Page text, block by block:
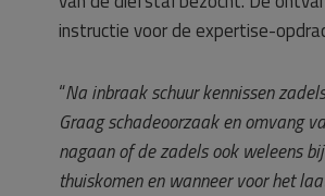
instructie voor de expertise-
“Na inbraak schuur kennissen
Graag schadeoorzaak en omvang
nagaan of de zadels ook weleens
thuiskomen en wanneer voor het